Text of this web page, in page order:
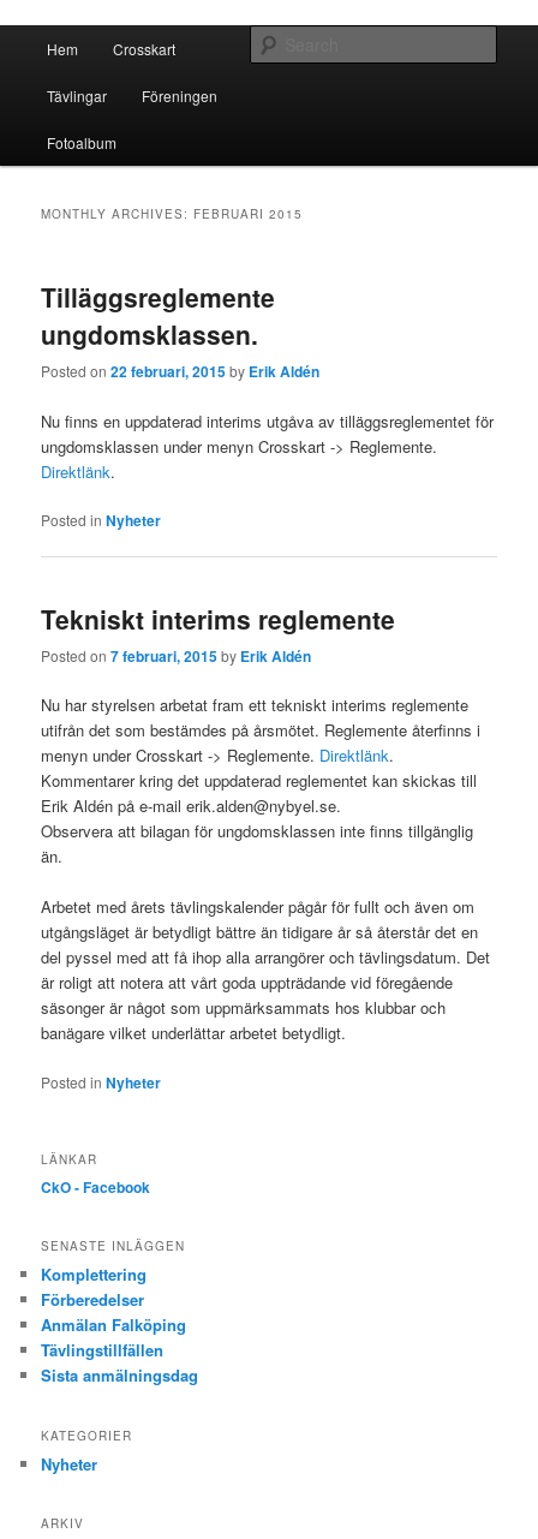
Crosskart Original
Skip to primary content
Skip to secondary content
Hem Crosskart
Tävlingar Föreningen
Fotoalbum
MONTHLY ARCHIVES: FEBRUARI 2015
Tilläggsreglemente
ungdomsklassen.
Posted on22 februari, 2015by Erik Aldén
Nu finns en uppdaterad interims utgåva av tilläggsreglementet för
ungdomsklassen under menyn Crosskart -> Reglemente.
Direktlänk.
Posted in Nyheter
Tekniskt interims reglemente
Posted on7 februari, 2015by Erik Aldén
Nu har styrelsen arbetat fram ett tekniskt interims reglemente
utifrån det som bestämdes på årsmötet. Reglemente återfinns i
menyn under Crosskart -> Reglemente. Direktlänk.
Kommentarer kring det uppdaterad reglementet kan skickas till
Erik Aldén på e-mail erik.alden@nybyel.se.
Observera att bilagan för ungdomsklassen inte finns tillgänglig
än.
Arbetet med årets tävlingskalender pågår för fullt och även om
utgångsläget är betydligt bättre än tidigare år så återstår det en
del pyssel med att få ihop alla arrangörer och tävlingsdatum. Det
är roligt att notera att vårt goda uppträdande vid föregående
säsonger är något som uppmärksammats hos klubbar och
banägare vilket underlättar arbetet betydligt.
Posted in Nyheter
LÄNKAR
CkO - Facebook
SENASTE INLÄGGEN
Komplettering
Förberedelser
Anmälan Falköping
Tävlingstillfällen
Sista anmälningsdag
KATEGORIER
Nyheter
ARKIV